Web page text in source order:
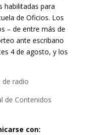
habilitadas para
de Oficios. Los
– de entre más de
ante escribano
4 de agosto, y los
de radio
de Contenidos
con: